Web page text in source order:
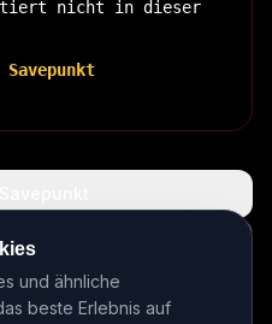
nicht in dieser
Basis
CONTINUE...
und ähnliche
beste Erlebnis auf